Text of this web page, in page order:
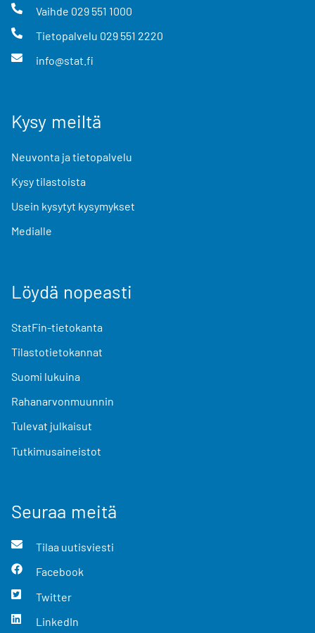
Vaihde 029 551 1000
Tietopalvelu 029 551 2220
info@stat.fi
Kysy meiltä
Neuvonta ja tietopalvelu
Kysy tilastoista
Usein kysytyt kysymykset
Medialle
Löydä nopeasti
StatFin-tietokanta
Tilastotietokannat
Suomi lukuina
Rahanarvonmuunnin
Tulevat julkaisut
Tutkimusaineistot
Seuraa meitä
Tilaa uutisviesti
Facebook
Twitter
LinkedIn